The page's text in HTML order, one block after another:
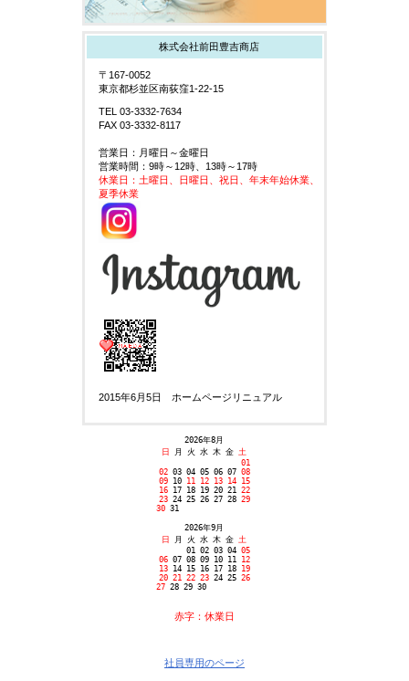
株式会社前田豊吉商店
〒167-0052
東京都杉並区南荻窪1-22-15
TEL 03-3332-7634
FAX 03-3332-8117
営業日：月曜日～金曜日
営業時間：9時～12時、13時～17時
休業日：土曜日、日曜日、祝日、年末年始休業、
夏季休業
2015年6月5日 ホームページリニュアル
2026年8月
日
月 火 水 木 金 土
01
02 03 04 05 06 07 08
09 10 11 12 13 14 15
16 17 18 19 20 21 22
23 24 25 26 27 28 29
3031
2026年9月
日
月 火 水 木 金 土
01 02 03 04 05
06 07 08 09 10 11 12
13 14 15 16 17 18 19
20 21 22 23 24 25 26
2728 29 30
赤字：休業日
社員専用のページ